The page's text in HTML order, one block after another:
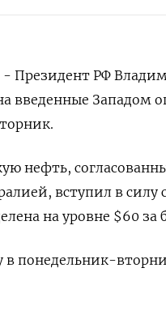
Президент РФ
введенные Западом
нефть,
вступил в силу
на уровне $60 за
понедельник-